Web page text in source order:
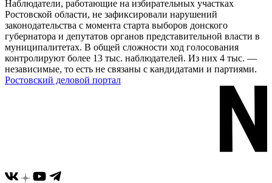
Наблюдатели, работающие на избирательных участках
Ростовской области, не зафиксировали нарушений
законодательства с момента старта выборов донского
губернатора и депутатов органов представительной власти в
муниципалитетах. В общей сложности ход голосования
контролируют более 13 тыс. наблюдателей. Из них 4 тыс. —
независимые, то есть не связаны с кандидатами и партиями.
Ростовский деловой портал